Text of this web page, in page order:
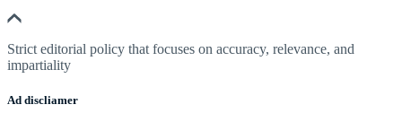
Strict editorial policy that focuses on accuracy, relevance, and
impartiality
Ad discliamer